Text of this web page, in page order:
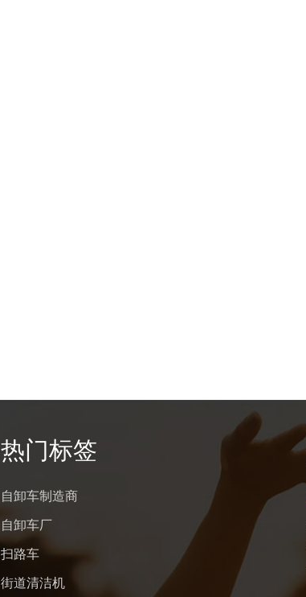
热门标签
自卸车制造商
自卸车厂
扫路车
街道清洁机